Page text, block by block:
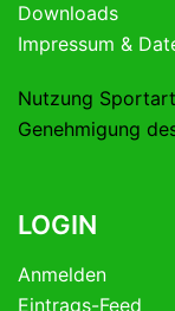
Downloads
Impressum &
Nutzung
Genehmigung
LOGIN
Anmelden
Eintrags-Feed